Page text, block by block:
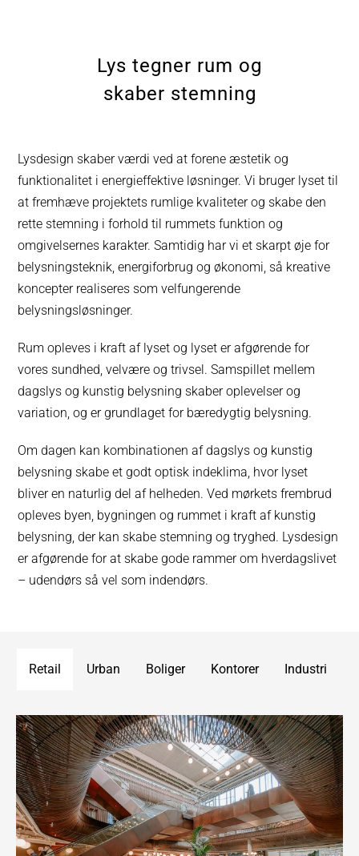
Lys tegner rum og
skaber stemning
Lysdesign skaber værdi ved at forene æstetik og
funktionalitet i energieffektive løsninger. Vi bruger lyset til
at fremhæve projektets rumlige kvaliteter og skabe den
rette stemning i forhold til rummets funktion og
omgivelsernes karakter. Samtidig har vi et skarpt øje for
belysningsteknik, energiforbrug og økonomi, så kreative
koncepter realiseres som velfungerende
belysningsløsninger.
Rum opleves i kraft af lyset og lyset er afgørende for
vores sundhed, velvære og trivsel. Samspillet mellem
dagslys og kunstig belysning skaber oplevelser og
variation, og er grundlaget for bæredygtig belysning.
Om dagen kan kombinationen af dagslys og kunstig
belysning skabe et godt optisk indeklima, hvor lyset
bliver en naturlig del af helheden. Ved mørkets frembrud
opleves byen, bygningen og rummet i kraft af kunstig
belysning, der kan skabe stemning og tryghed. Lysdesign
er afgørende for at skabe gode rammer om hverdagslivet
– udendørs så vel som indendørs.
Retail Urban Boliger Kontorer Industri